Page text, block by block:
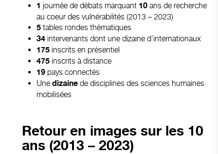
1 journée de débats marquant 10 ans de recherche
au coeur des vulnérabilités (2013 – 2023)
5 tables rondes thématiques
34 intervenants dont une dizaine d’internationaux
175 inscrits en présentiel
475 inscrits à distance
19 pays connectés
Une dizaine de disciplines des sciences humaines
mobilisées
Retour en images sur les 10
ans (2013 – 2023)